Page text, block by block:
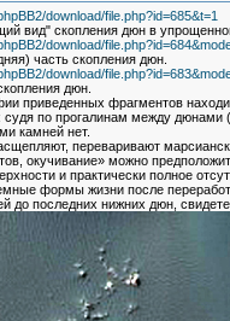
download/file.php?id=685&t=1
вид" скопления дюн в
download/
часть скопления дюн.
download/
дюн.
приведенных фрагментов
по прогалинам между
камней нет.
переваривают
окучивание» можно
и практически полное
формы жизни после
до последних нижних дюн,